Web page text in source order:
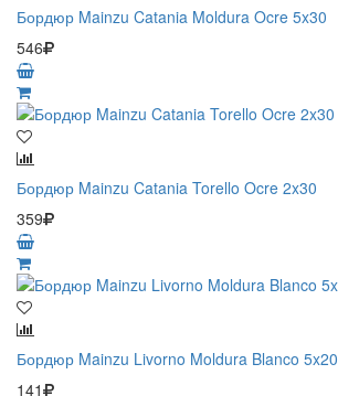
Бордюр Mainzu Catania Moldura Ocre 5x30
546
Бордюр Mainzu Catania Torello Ocre 2x30
359
Бордюр Mainzu Livorno Moldura Blanco 5x20
141